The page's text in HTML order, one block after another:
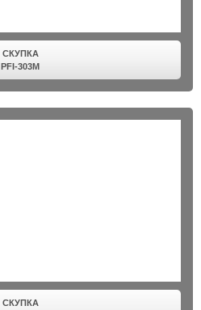
СКУПКА
PFI-303M
СКУПКА